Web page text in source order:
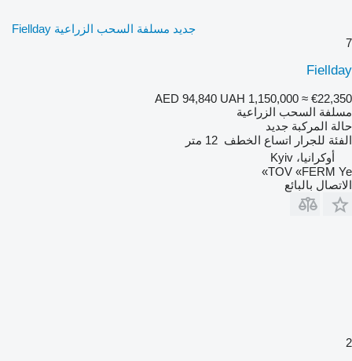
جديد مسلفة السحب الزراعية Fiellday
7
Fiellday
AED 94,840 UAH 1,150,000 ≈ €22,350
مسلفة السحب الزراعية
حالة المركبة جديد
الفئة للجرار اتساع الخطف 12 متر
أوكرانيا، Kyiv
TOV «FERM Ye»
الاتصال بالبائع
2